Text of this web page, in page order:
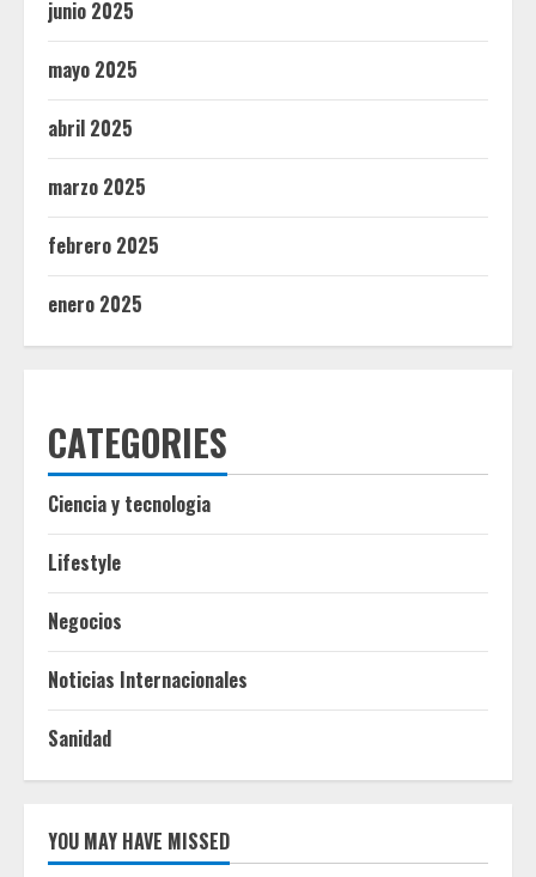
junio 2025
mayo 2025
abril 2025
marzo 2025
febrero 2025
enero 2025
CATEGORIES
Ciencia y tecnologia
Lifestyle
Negocios
Noticias Internacionales
Sanidad
YOU MAY HAVE MISSED